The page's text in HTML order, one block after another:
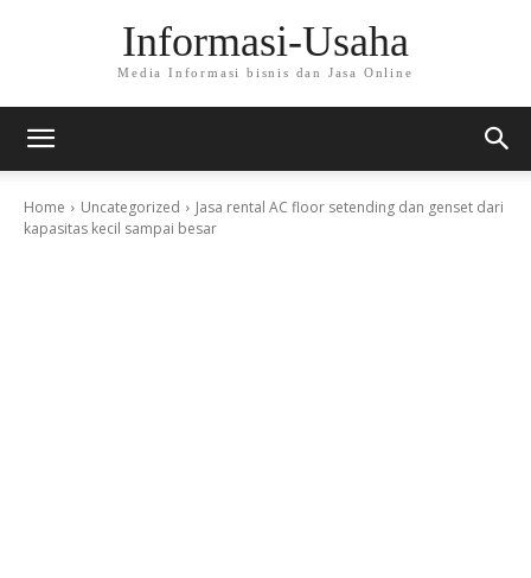
Informasi-Usaha
Media Informasi bisnis dan Jasa Online
Home Uncategorized
Jasa rental AC floor setending dan genset dari
kapasitas kecil sampai besar